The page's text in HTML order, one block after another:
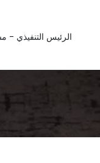
الرئيس التنفيذي